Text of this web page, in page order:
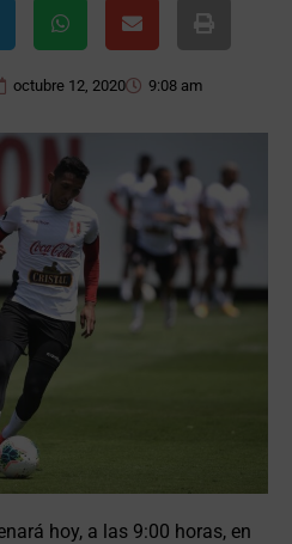
octubre 12, 2020 9:08 am
hoy, a las 9:00 horas, en